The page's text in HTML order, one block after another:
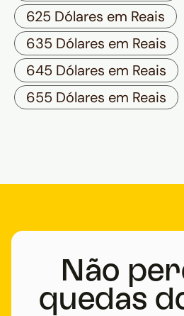
625 Dólares em Reais
635 Dólares em Reais
645 Dólares em Reais
655 Dólares em Reais
Não
quedas